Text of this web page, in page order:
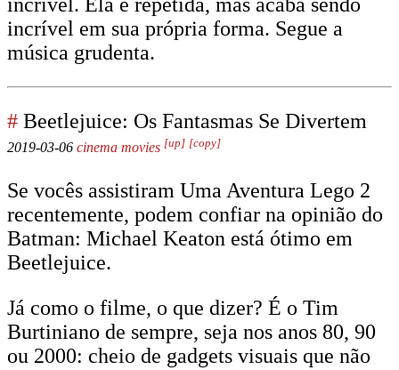
incrível em sua própria forma. Segue a
música grudenta.
# Beetlejuice: Os Fantasmas Se Divertem
2019-03-06 cinema movies [up] [copy]
Se vocês assistiram Uma Aventura Lego 2
recentemente, podem confiar na opinião do
Batman: Michael Keaton está ótimo em
Beetlejuice.
Já como o filme, o que dizer? É o Tim
Burtiniano de sempre, seja nos anos 80, 90
ou 2000: cheio de gadgets visuais que não